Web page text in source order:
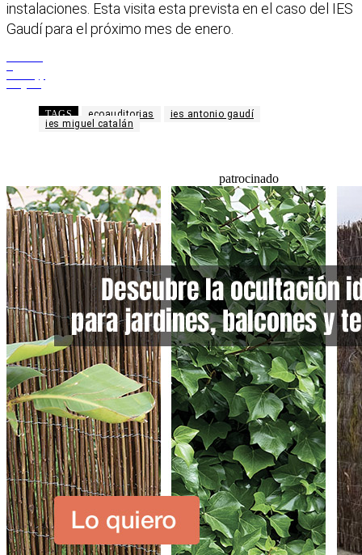
instalaciones. Esta visita esta prevista en el caso del IES
Gaudí para el próximo mes de enero.
TAGS ecoauditorias
ies antonio gaudí
ies miguel catalán
patrocinado